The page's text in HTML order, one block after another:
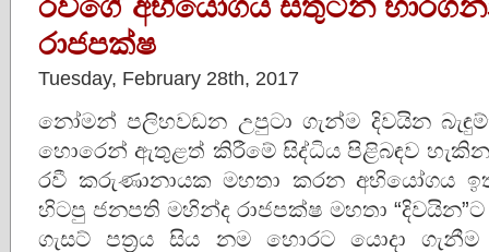
රාජපක්‌ෂ
Tuesday, February 28th, 2017
නෝමන් පලිහවඩන උපුටා ගැන්ම දිවයින
හොරෙන් ඇතුළත් කිරීමේ සිද්ධිය පිළිබඳව
රවී කරුණානායක මහතා කරන අභියෝගය
හිටපු ජනපති මහින්ද රාජපක්‌ෂ මහතා “දිවයින”ට
ගැසට්‌ පත්‍රය සිය නම හොරට යොදා